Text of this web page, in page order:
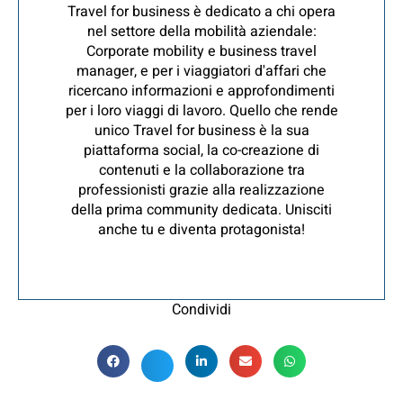
Travel for business è dedicato a chi opera
nel settore della mobilità aziendale:
Corporate mobility e business travel
manager, e per i viaggiatori d'affari che
ricercano informazioni e approfondimenti
per i loro viaggi di lavoro. Quello che rende
unico Travel for business è la sua
piattaforma social, la co-creazione di
contenuti e la collaborazione tra
professionisti grazie alla realizzazione
della prima community dedicata. Unisciti
anche tu e diventa protagonista!
Condividi